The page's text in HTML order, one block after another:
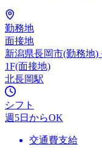
勤務地
面接地
新潟県長岡市(勤務地)
1F(面接地)
北長岡駅
シフト
週5日からOK
交通費支給